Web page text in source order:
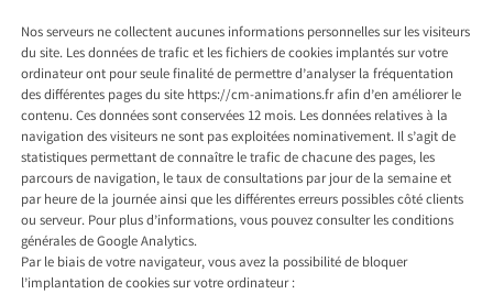
Nos serveurs ne collectent aucunes informations personnelles sur les visiteurs
du site. Les données de trafic et les fichiers de cookies implantés sur votre
ordinateur ont pour seule finalité de permettre d’analyser la fréquentation
des différentes pages du site https://cm-animations.fr afin d’en améliorer le
contenu. Ces données sont conservées 12 mois. Les données relatives à la
navigation des visiteurs ne sont pas exploitées nominativement. Il s’agit de
statistiques permettant de connaître le trafic de chacune des pages, les
parcours de navigation, le taux de consultations par jour de la semaine et
par heure de la journée ainsi que les différentes erreurs possibles côté clients
ou serveur. Pour plus d’informations, vous pouvez consulter les conditions
générales de Google Analytics.
Par le biais de votre navigateur, vous avez la possibilité de bloquer
l’implantation de cookies sur votre ordinateur :